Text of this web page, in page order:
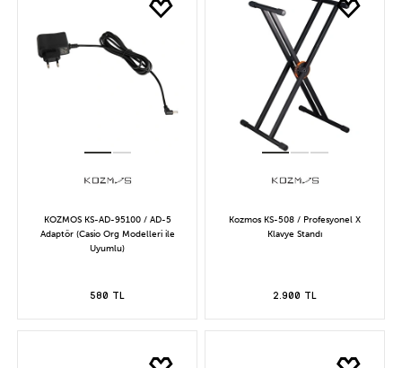
KOZMOS KS-AD-95100 / AD-5
Adaptör (Casio Org Modelleri ile
Uyumlu)
580 TL
Kozmos KS-508 / Profesyonel X
Klavye Standı
2.900 TL